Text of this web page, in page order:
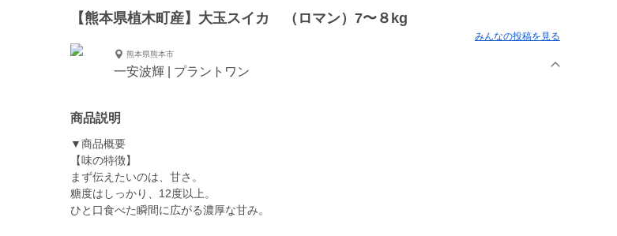
【熊本県植木町産】大玉スイカ （ロマン）7〜８kg
みんなの投稿を見る
熊本県熊本市
一安波輝 | プラントワン
商品説明
▼商品概要
【味の特徴】
まず伝えたいのは、甘さ。
糖度はしっかり、12度以上。
ひと口食べた瞬間に広がる濃厚な甘み。